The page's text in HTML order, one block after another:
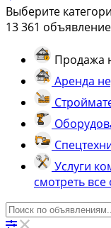
Выберите
13 361
Продажа
Аренда
Услуги
смотреть